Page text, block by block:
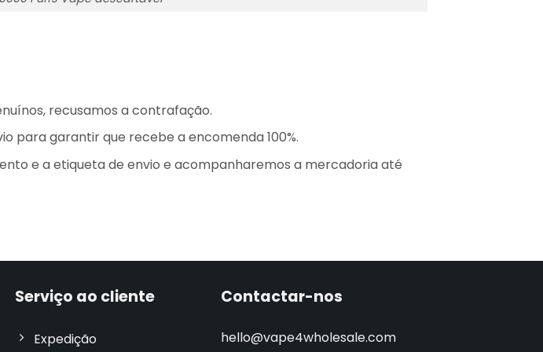
recusamos a contrafação.
para garantir que recebe a encomenda 100%.
e a etiqueta de envio e acompanharemos a mercadoria até
Serviço ao cliente
Expedição
Contactar-nos
hello@vape4wholesale.com